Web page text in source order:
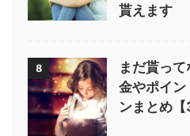
貰えます
8
まだ貰っ
金やポイ
ンまとめ【